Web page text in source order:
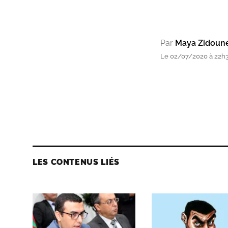
Par Maya
Le 02/07/2020 à
LES CONTENUS LIÉS